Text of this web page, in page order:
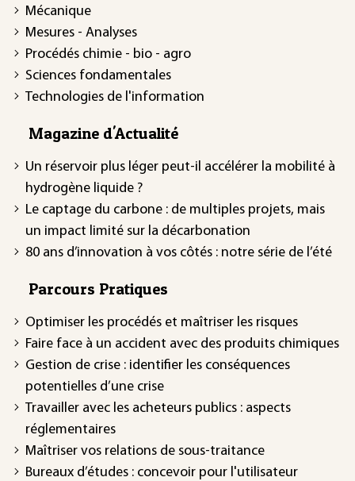
Mécanique
Mesures - Analyses
Procédés chimie - bio - agro
Sciences fondamentales
Technologies de l'information
Magazine d'Actualité
Un réservoir plus léger peut-il accélérer la mobilité à
hydrogène liquide ?
Le captage du carbone : de multiples projets, mais
un impact limité sur la décarbonation
80 ans d’innovation à vos côtés : notre série de l’été
Parcours Pratiques
Optimiser les procédés et maîtriser les risques
Faire face à un accident avec des produits chimiques
Gestion de crise : identifier les conséquences
potentielles d’une crise
Travailler avec les acheteurs publics : aspects
réglementaires
Maîtriser vos relations de sous-traitance
Bureaux d’études : concevoir pour l'utilisateur